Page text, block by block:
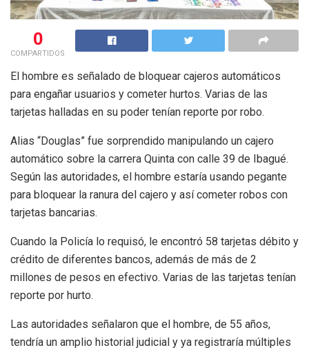
0
COMPARTIDOS
El hombre es señalado de bloquear cajeros automáticos
para engañar usuarios y cometer hurtos. Varias de las
tarjetas halladas en su poder tenían reporte por robo.
Alias “Douglas” fue sorprendido manipulando un cajero
automático sobre la carrera Quinta con calle 39 de Ibagué.
Según las autoridades, el hombre estaría usando pegante
para bloquear la ranura del cajero y así cometer robos con
tarjetas bancarias.
Cuando la Policía lo requisó, le encontró 58 tarjetas débito y
crédito de diferentes bancos, además de más de 2
millones de pesos en efectivo. Varias de las tarjetas tenían
reporte por hurto.
Las autoridades señalaron que el hombre, de 55 años,
tendría un amplio historial judicial y ya registraría múltiples